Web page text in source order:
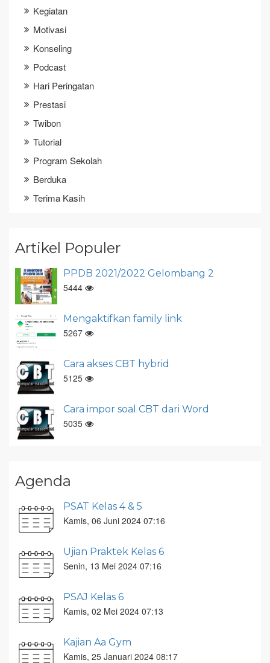
Kegiatan
Motivasi
Konseling
Podcast
Hari Peringatan
Prestasi
Twibon
Tutorial
Program Sekolah
Berduka
Terima Kasih
Artikel Populer
PPDB 2021/2022 Gelombang 2
5444
Mengaktifkan family link
5267
Cara akses CBT hybrid
5125
Cara impor soal CBT dari Word
5035
Agenda
PSAT Kelas 4 & 5
Kamis, 06 Juni 2024 07:16
Ujian Praktek Kelas 6
Senin, 13 Mei 2024 07:16
PSAJ Kelas 6
Kamis, 02 Mei 2024 07:13
Kajian Aa Gym
Kamis, 25 Januari 2024 08:17